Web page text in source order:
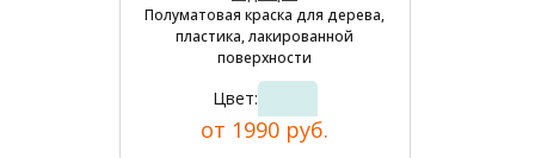
Полуматовая краска для дерева,
пластика, лакированной
поверхности
Цвет:
от 1990 руб.